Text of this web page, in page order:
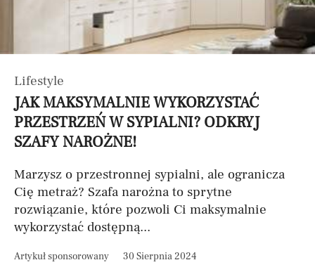
Lifestyle
JAK MAKSYMALNIE WYKORZYSTAĆ
PRZESTRZEŃ W SYPIALNI? ODKRYJ
SZAFY NAROŻNE!
Marzysz o przestronnej sypialni, ale ogranicza
Cię metraż? Szafa narożna to sprytne
rozwiązanie, które pozwoli Ci maksymalnie
wykorzystać dostępną...
Artykuł sponsorowany 30 Sierpnia 2024